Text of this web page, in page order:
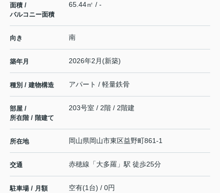
面積 /
バルコニー面積
65.44㎡ / -
向き 南
築年月 2026年2月(新築)
種別 / 建物構造 アパート / 軽量鉄骨
部屋 /
所在階 / 階建て
203号室 / 2階 / 2階建
所在地 岡山県岡山市東区益野町861-1
交通 赤穂線 「大多羅 」駅 徒歩25分
駐車場 / 月額 空有(1台) / 0円